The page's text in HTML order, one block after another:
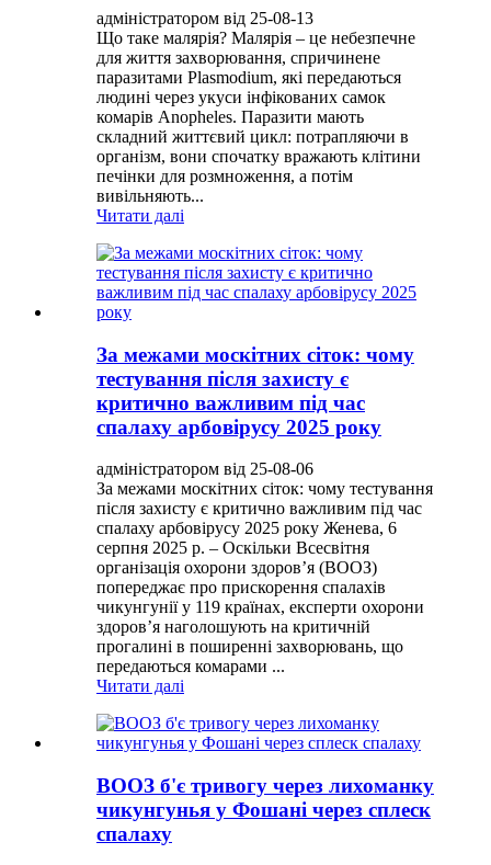
адміністратором від 25-08-13
Що таке малярія? Малярія – це небезпечне
для життя захворювання, спричинене
паразитами Plasmodium, які передаються
людині через укуси інфікованих самок
комарів Anopheles. Паразити мають
складний життєвий цикл: потрапляючи в
організм, вони спочатку вражають клітини
печінки для розмноження, а потім
вивільняють...
Читати далі
За межами москітних сіток: чому
тестування після захисту є
критично важливим під час
спалаху арбовірусу 2025 року
адміністратором від 25-08-06
За межами москітних сіток: чому тестування
після захисту є критично важливим під час
спалаху арбовірусу 2025 року Женева, 6
серпня 2025 р. – Оскільки Всесвітня
організація охорони здоров’я (ВООЗ)
попереджає про прискорення спалахів
чикунгунії у 119 країнах, експерти охорони
здоров’я наголошують на критичній
прогалині в поширенні захворювань, що
передаються комарами ...
Читати далі
ВООЗ б'є тривогу через лихоманку
чикунгунья у Фошані через сплеск
спалаху